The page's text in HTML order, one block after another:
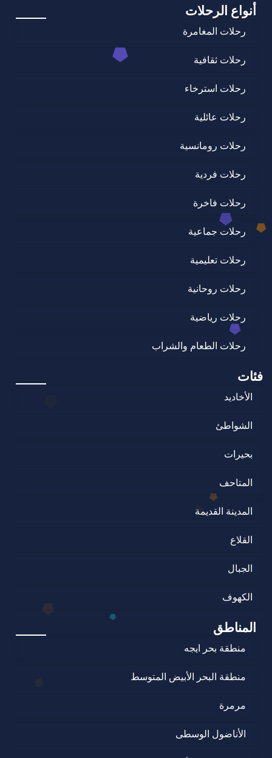
أنواع الرحلات
رحلات المغامرة
رحلات ثقافية
رحلات استرخاء
رحلات عائلية
رحلات رومانسية
رحلات فردية
رحلات فاخرة
رحلات جماعية
رحلات تعليمية
رحلات روحانية
رحلات رياضية
رحلات الطعام والشراب
فئات
الأخاديد
الشواطئ
بحيرات
المتاحف
المدينة القديمة
القلاع
الجبال
الكهوف
المناطق
منطقة بحر ايجه
منطقة البحر الأبيض المتوسط
مرمرة
الأناضول الوسطى